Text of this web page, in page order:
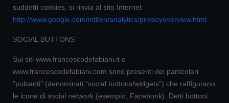
suddetti cookies, si rinvia al sito Internet
http://www.google.com/intl/en/analytics/privacyoverview.html.
SOCIAL BUTTONS
Sui siti www.francescodefabiani.it e
www.francescodefabiani.com sono presenti dei particolari
"pulsanti" (denominati “social buttons/widgets”) che raffigurano
le icone di social network (esempio, Facebook). Detti bottoni